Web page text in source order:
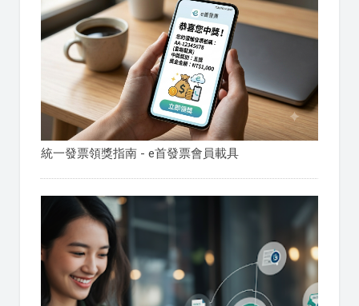
統一發票領獎指南 - e首發票會員載具